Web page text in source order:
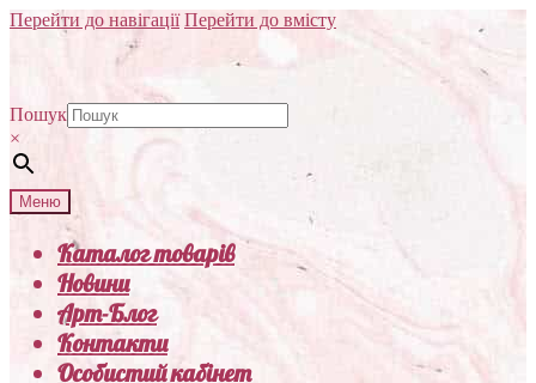
Перейти до навігації Перейти до вмісту
Пошук
×
Меню
Каталог товарів
Новини
Арт-Блог
Контакти
Особистий кабінет